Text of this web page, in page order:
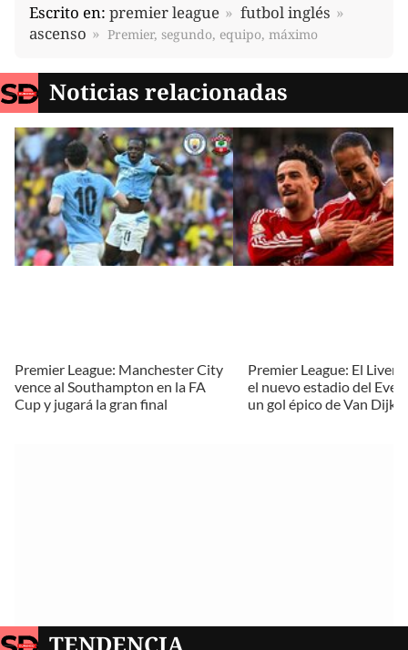
Escrito en: premier league
futbol inglés
ascenso
Premier, segundo, equipo, máximo
Noticias relacionadas
Premier League: Manchester City
vence al Southampton en la FA
Cup y jugará la gran final
Premier League: El
el nuevo estadio del
un gol épico de Van Dijk
TENDENCIA